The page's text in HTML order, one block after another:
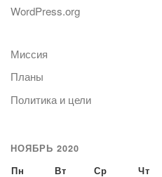
WordPress.org
Миссия
Планы
Политика и цели
НОЯБРЬ 2020
Пн Вт Ср Чт